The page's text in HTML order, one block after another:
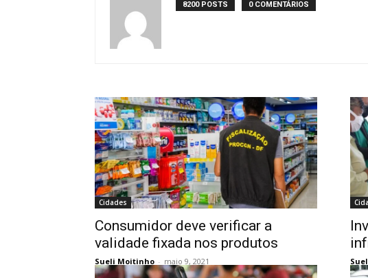
8200 POSTS 0 COMENTÁRIOS
Cidades
Consumidor deve verificar a
validade fixada nos produtos
Sueli Moitinho - maio 9, 2021